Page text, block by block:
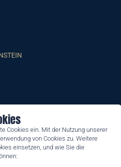
Cookies ein. Mit der Nutzung unserer
von Cookies zu. Weitere
einsetzen, und wie Sie die